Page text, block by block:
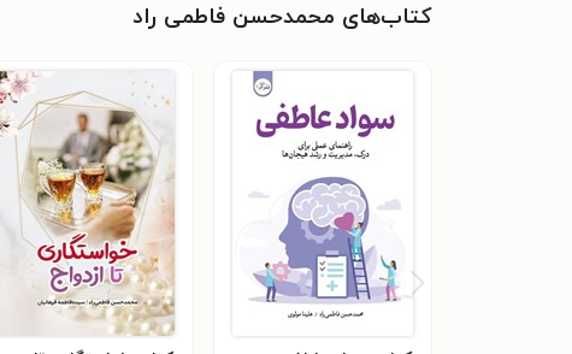
کتاب‌های محمدحسن فاطمی راد